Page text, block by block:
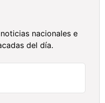
nacionales e
del día.